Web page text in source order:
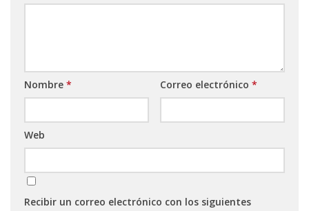
Nombre * Correo electrónico *
Web
Recibir un correo electrónico con los siguientes